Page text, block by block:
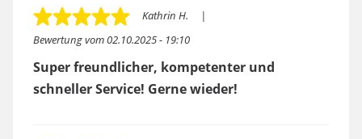
Bewertung vom02.10.2025 - 19:10
Kathrin H.
Super freundlicher, kompetenter und
schneller Service! Gerne wieder!